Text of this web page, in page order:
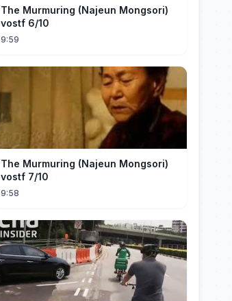
The Murmuring (Najeun Mongsori)
vostf 6/10
9:59
The Murmuring (Najeun Mongsori)
vostf 7/10
9:58